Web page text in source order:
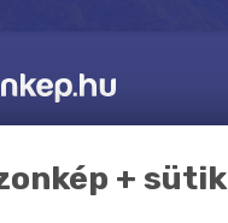
+ sütik